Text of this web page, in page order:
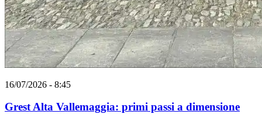
16/07/2026 - 8:45
Grest Alta Vallemaggia: primi passi a dimensione